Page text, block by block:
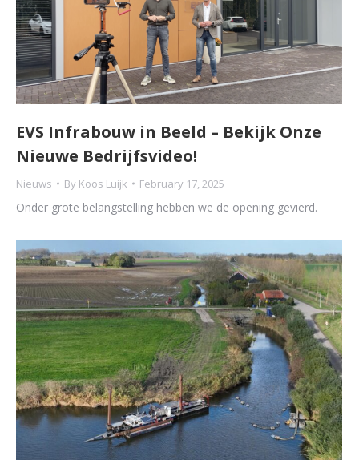
EVS Infrabouw in Beeld – Bekijk Onze
Nieuwe Bedrijfsvideo!
Nieuws By Koos Luijk February 17, 2025
Onder grote belangstelling hebben we de opening gevierd.